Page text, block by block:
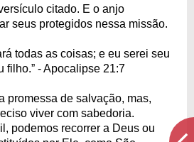
citado. E o anjo
seus protegidos nessa missão.
todas as coisas; e eu serei seu
filho.” - Apocalipse 21:7
promessa de salvação, mas,
viver com sabedoria.
podemos recorrer a Deus ou